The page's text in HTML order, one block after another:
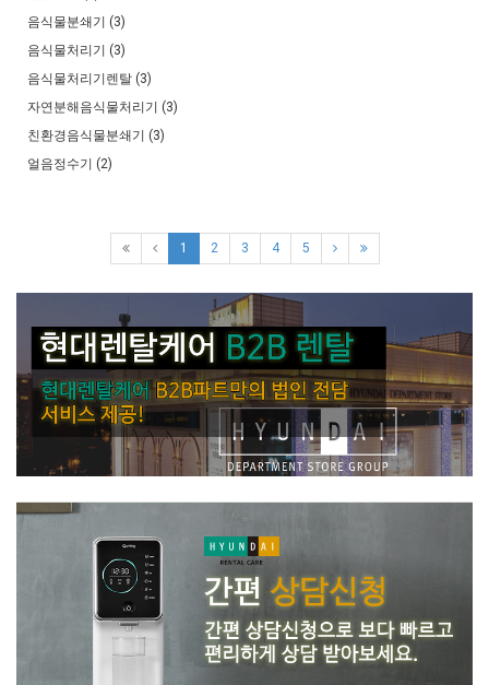
음식물분쇄기 (3)
음식물처리기 (3)
음식물처리기렌탈 (3)
자연분해음식물처리기 (3)
친환경음식물분쇄기 (3)
얼음정수기 (2)
1 2 3 4 5